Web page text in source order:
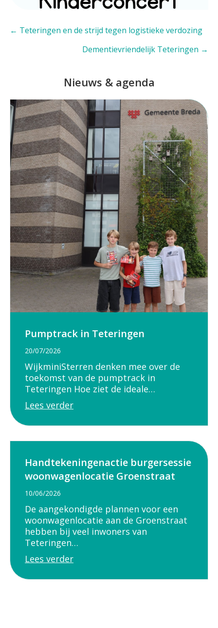
Posts
← Teteringen en de strijd tegen logistieke verdozing
Dementievriendelijk Teteringen →
Nieuws & agenda
Pumptrack in Teteringen
20/07/2026
WijkminiSterren denken mee over de
toekomst van de pumptrack in
Teteringen Hoe ziet de ideale…
Lees verder
Handtekeningenactie burgersessie
woonwagenlocatie Groenstraat
10/06/2026
De aangekondigde plannen voor een
woonwagenlocatie aan de Groenstraat
hebben bij veel inwoners van
Teteringen…
Lees verder